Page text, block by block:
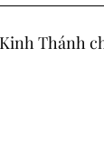
Thánh